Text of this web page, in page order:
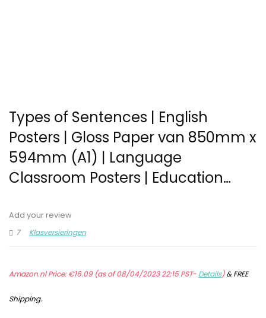
Types of Sentences | English
Posters | Gloss Paper van 850mm x
594mm (A1) | Language
Classroom Posters | Education…
Add your review
7
Klasversieringen
Amazon.nl Price:€16.09(as of 08/04/2023 22:15 PST- Details)&FREE
Shipping.